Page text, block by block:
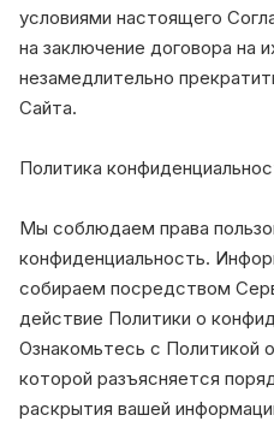
условиями настоящего
на заключение договора на
незамедлительно
Сайта.
Политика
Мы соблюдаем права
конфиденциальность.
собираем посредством
действие Политики о
Ознакомьтесь с Политикой
которой разъясняется
раскрытия вашей